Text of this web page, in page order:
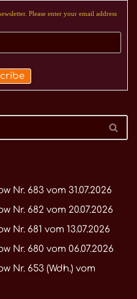
Please enter your email address
Nr. 683 vom 31.07.2026
Nr. 682 vom 20.07.2026
Nr. 681 vom 13.07.2026
Nr. 680 vom 06.07.2026
Nr. 653 (Wdh.) vom